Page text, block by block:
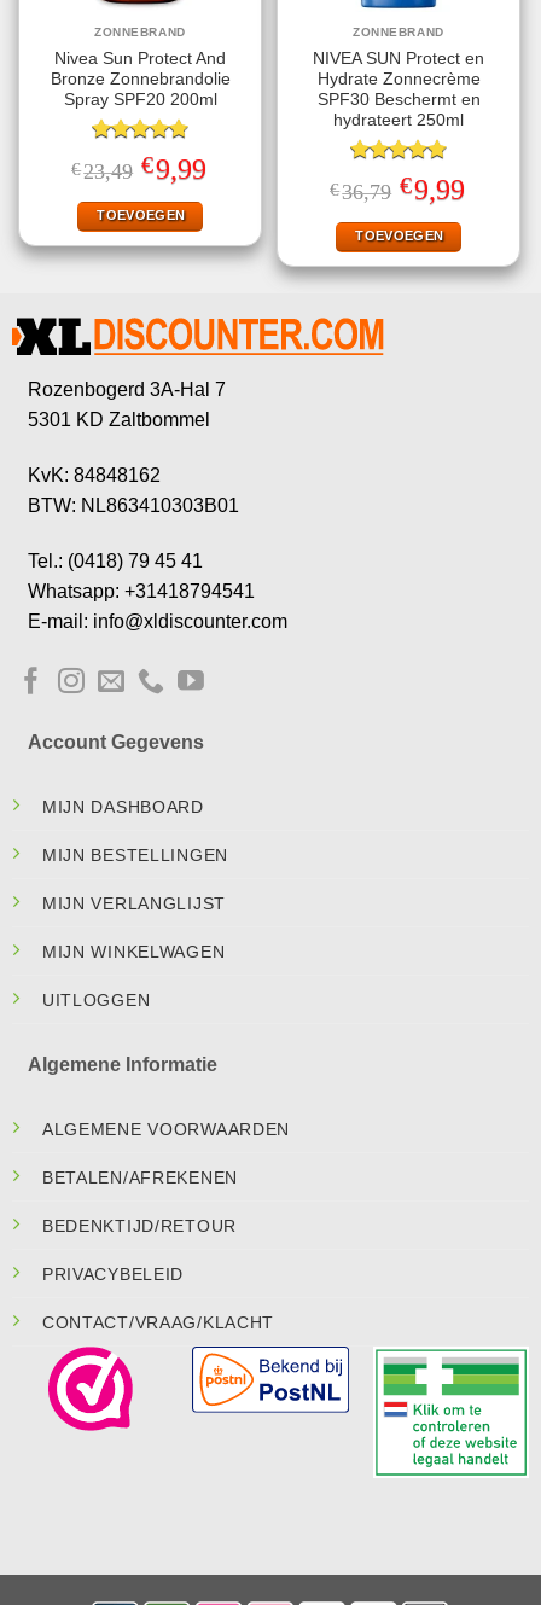
ZONNEBRAND
Nivea Sun Protect And
Bronze Zonnebrandolie
Spray SPF20 200ml
Gewaardeerd
4.78uit 5
€23,49 Oorspronkelijke
prijs
was:
€23,49.
€9,99Huidige
prijs
TOEVOEGEN
ZONNEBRAND
NIVEA SUN Protect en
Hydrate Zonnecrème
SPF30 Beschermt en
hydrateert 250ml
Gewaardeerd
4.78uit 5
€36,79 Oorspronkelijke
prijs
was:
€36,79.
€9,99Huidige
prijs
TOEVOEGEN
Rozenbogerd 3A-Hal 7
5301 KD Zaltbommel
KvK: 84848162
BTW: NL863410303B01
Tel.: (0418) 79 45 41
Whatsapp: +31418794541
E-mail: info@xldiscounter.com
Account Gegevens
MIJN DASHBOARD
MIJN BESTELLINGEN
MIJN VERLANGLIJST
MIJN WINKELWAGEN
UITLOGGEN
Algemene Informatie
ALGEMENE VOORWAARDEN
BETALEN/AFREKENEN
BEDENKTIJD/RETOUR
PRIVACYBELEID
CONTACT/VRAAG/KLACHT